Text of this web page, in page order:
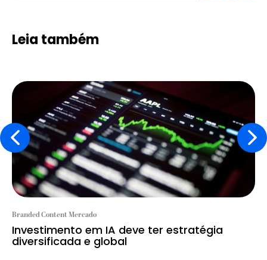
Leia também
Branded Content Mercado
Investimento em IA deve ter estratégia
diversificada e global